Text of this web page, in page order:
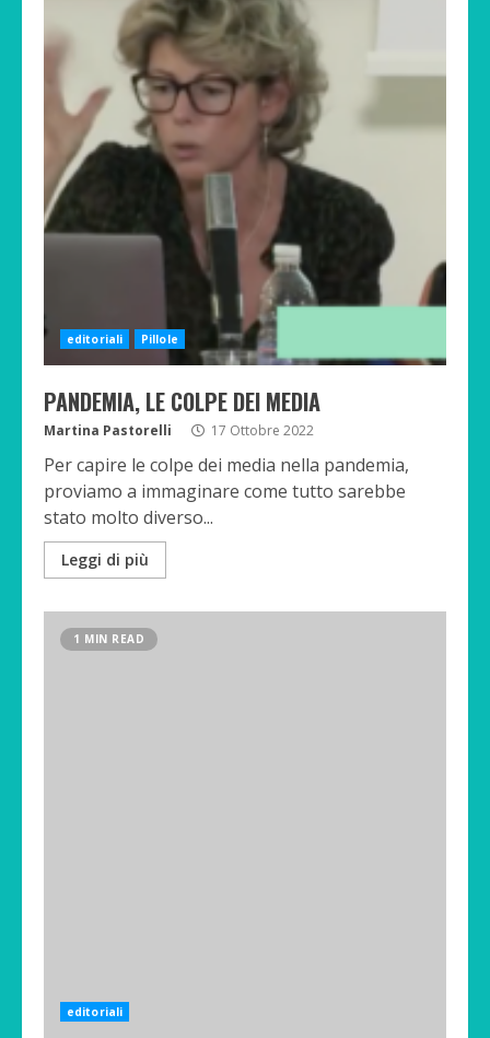
editoriali Pillole
PANDEMIA, LE COLPE DEI MEDIA
Martina Pastorelli 17 Ottobre 2022
Per capire le colpe dei media nella pandemia,
proviamo a immaginare come tutto sarebbe
stato molto diverso...
Leggi di più
1 MIN READ
editoriali